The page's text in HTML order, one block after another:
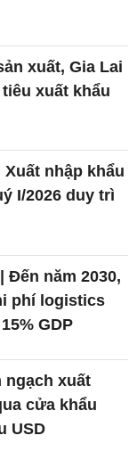
xuất, Gia Lai
xuất khẩu
nhập khẩu
I/2026 duy trì
Đến năm 2030,
phí logistics
GDP
ngạch xuất
cửa khẩu
USD